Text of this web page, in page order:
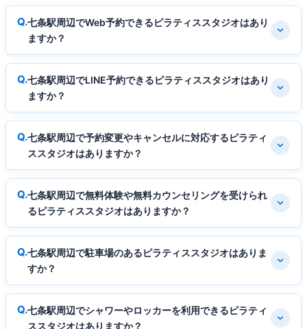
七条駅周辺でWeb予約できるピラティススタジオはあり
ますか？
七条駅周辺でLINE予約できるピラティススタジオはあり
ますか？
七条駅周辺で予約変更やキャンセルに対応するピラティ
ススタジオはありますか？
七条駅周辺で無料体験や無料カウンセリングを受けられ
るピラティススタジオはありますか？
七条駅周辺で駐車場のあるピラティススタジオはありま
すか？
七条駅周辺でシャワーやロッカーを利用できるピラティ
ススタジオはありますか？